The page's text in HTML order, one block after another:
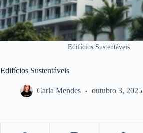
Edifícios Sustentáveis
Edifícios Sustentáveis
Carla Mendes outubro 3, 2025